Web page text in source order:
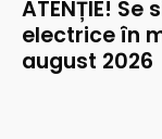
ATENȚIE!
electrice în
august 2026